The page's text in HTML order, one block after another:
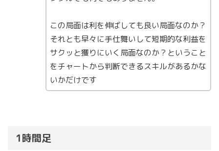
この局面は利を伸ばしても良い局面なのか？
それとも早々に手仕舞いして短期的な利益を
サクッと獲りにいく局面なのか？ということ
をチャートから判断できるスキルがあるかな
いかだけです
1時間足